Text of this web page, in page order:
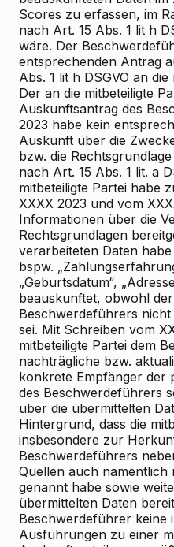
Scores zu erfassen, im
nach Art. 15 Abs. 1 lit h
wäre. Der
entsprechenden Antrag
Abs. 1 lit h DSGVO an
Der an die mitbeteiligte
Auskunftsantrag des
2023 habe kein
Auskunft über die
bzw. die
nach Art. 15 Abs. 1 lit. a
mitbeteiligte Partei habe
XXXX 2023 und vom
Informationen über die
Rechtsgrundlagen
verarbeiteten Daten
bspw.
„Geburtsdatum“,
beauskunftet, obwohl
Beschwerdeführers
sei. Mit Schreiben vom
mitbeteiligte Partei dem
nachträgliche bzw.
konkrete Empfänger der
des Beschwerdeführers
über die übermittelten
Hintergrund, dass die
insbesondere zur
Beschwerdeführers
Quellen auch
genannt habe sowie
übermittelten Daten
Beschwerdeführer keine
Ausführungen zu einer